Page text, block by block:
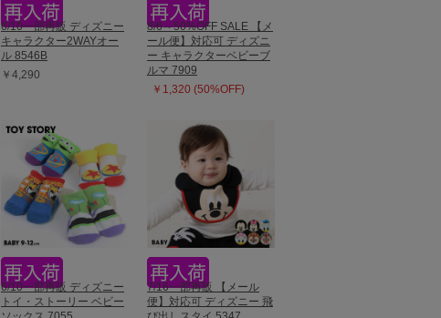
6/10一部再販 ディズニー
キャラクター2WAYオー
ル 8546B
￥4,290
8/6～50%OFF SALE 【メ
ール便】対応可 ディズニ
ー キャラクターベビーブ
ルマ 7909
￥1,320 (50%OFF)
6/10一部再販 ディズニー
トイ・ストーリー ベビー
7/16一部再販 【メール
便】対応可 ディズニー 飛